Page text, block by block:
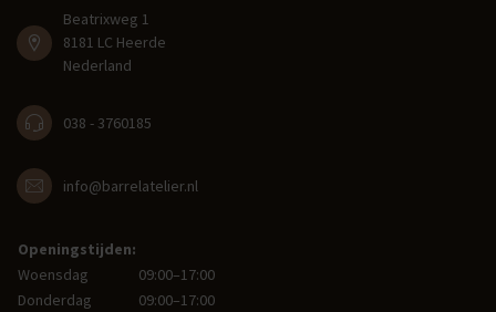
Beatrixweg 1
8181 LC Heerde
Nederland
038 - 3760185
info@barrelatelier.nl
Openingstijden:
Woensdag
09:00–17:00
Donderdag
09:00–17:00